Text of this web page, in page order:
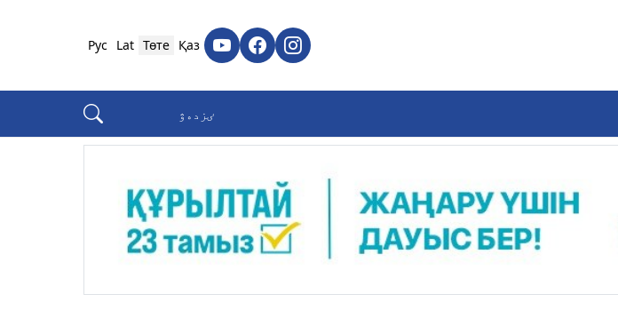
Қаз
Төте
Lat
Рус